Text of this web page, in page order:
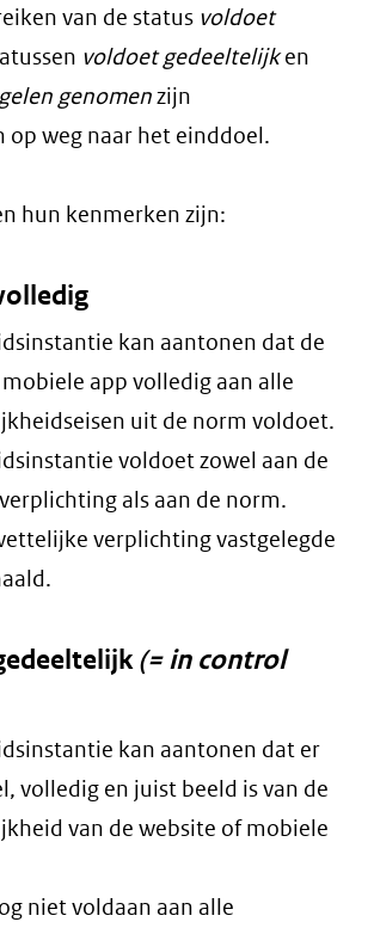
van de status voldoet
voldoet gedeeltelijken
genomenzijn
op weg naar het einddoel.
hun kenmerken zijn:
kan aantonen dat de
app volledig aan alle
uit de norm voldoet.
voldoet zowel aan de
als aan de norm.
verplichting vastgelegde
(= in control
kan aantonen dat er
volledig en juist beeld is van de
van de website of mobiele
niet voldaan aan alle